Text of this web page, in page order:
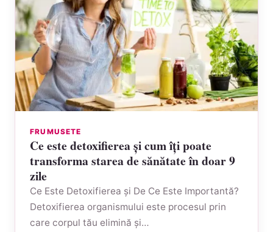
FRUMUSETE
Ce este detoxifierea și cum îți poate
transforma starea de sănătate în doar 9
zile
Ce Este Detoxifierea și De Ce Este Importantă?
Detoxifierea organismului este procesul prin
care corpul tău elimină și…